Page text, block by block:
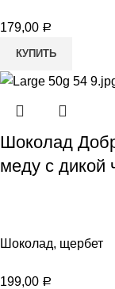
179,00 Р
КУПИТЬ
Шоколад
меду с дикой
Шоколад, щербет
199,00 Р